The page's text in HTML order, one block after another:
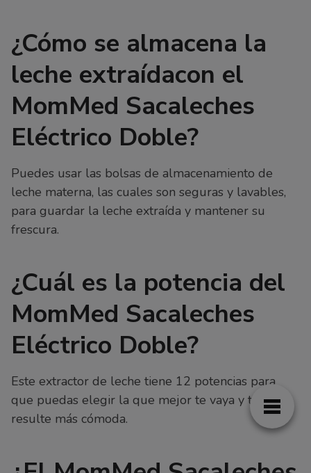
¿Cómo se almacena la
leche extraídacon el
MomMed Sacaleches
Eléctrico Doble?
Puedes usar las bolsas de almacenamiento de
leche materna, las cuales son seguras y lavables,
para guardar la leche extraída y mantener su
frescura.
¿Cuál es la potencia del
MomMed Sacaleches
Eléctrico Doble?
Este extractor de leche tiene 12 potencias para
que puedas elegir la que mejor te vaya y te
resulte más cómoda.